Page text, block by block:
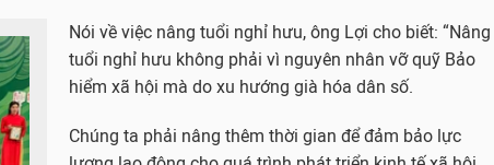
Nói về việc nâng tuổi nghỉ hưu, ông Lợi cho biết: “Nâng
tuổi nghỉ hưu không phải vì nguyên nhân vỡ quỹ Bảo
hiểm xã hội mà do xu hướng già hóa dân số.
Chúng ta phải nâng thêm thời gian để đảm bảo lực